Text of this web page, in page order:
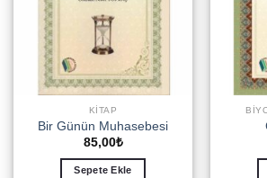
KITAP
Bir Günün Muhasebesi
85,00₺
Sepete Ekle